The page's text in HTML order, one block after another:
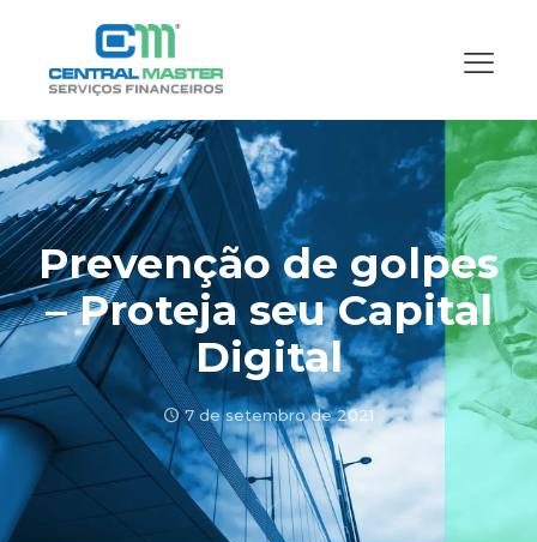
Prevenção de golpes
– Proteja seu Capital
Digital
7 de setembro de 2021